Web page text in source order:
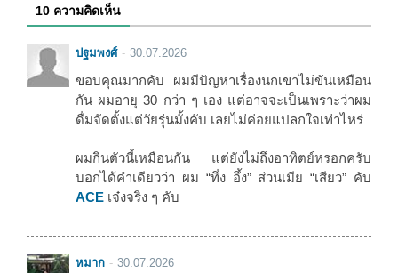
10 ความคิดเห็น
ปฐมพงศ์ 30.07.2026
ขอบคุณมากคับ ผมมีปัญหาเรื่องนกเขาไม่ขันเหมือน
กัน ผมอายุ 30 กว่า ๆ เอง แต่อาจจะเป็นเพราะว่าผม
ดื่มจัดตั้งแต่วัยรุ่นมั้งคับ เลยไม่ค่อยแปลกใจเท่าไหร่
ผมกินตัวนี้เหมือนกัน แต่ยังไม่ถึงอาทิตย์หรอกครับ
บอกได้คำเดียวว่า ผม “ทึ่ง อึ้ง” ส่วนเมีย “เสียว” คับ
ACE เจ๋งจริง ๆ คับ
หมาก 30.07.2026